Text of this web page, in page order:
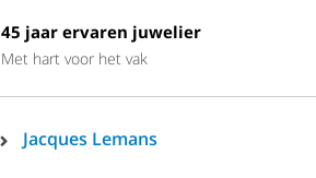
45 jaar ervaren juwelier
Met hart voor het vak
Jacques Lemans